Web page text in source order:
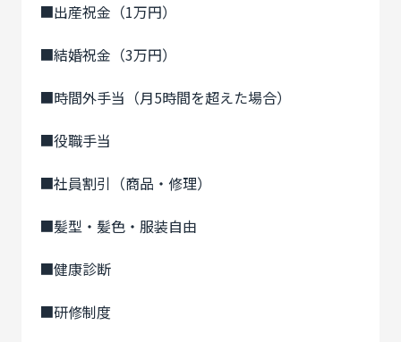
■出産祝金（1万円）
■結婚祝金（3万円）
■時間外手当（月5時間を超えた場合）
■役職手当
■社員割引（商品・修理）
■髪型・髪色・服装自由
■健康診断
■研修制度